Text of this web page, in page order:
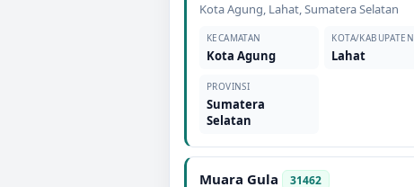
Kota Agung, Lahat,Sumatera Selatan
KECAMATAN
Kota Agung
KOTA/KABUPATEN
Lahat
PROVINSI
Sumatera
Selatan
Muara Gula 31462